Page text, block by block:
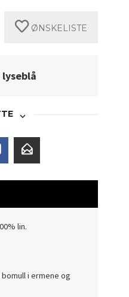
ØNSKELISTE
lyseblå
lin.
i ermene og